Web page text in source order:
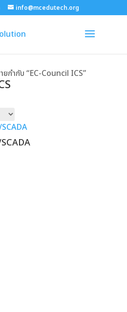
info@mcedutech.org
กำกับ “EC-Council ICS”